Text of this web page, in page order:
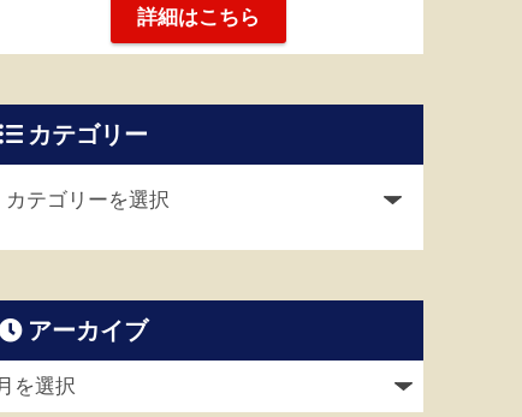
詳細はこちら
カテゴリー
アーカイブ